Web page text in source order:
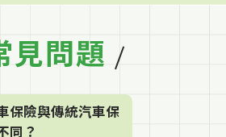
見問題
保險與傳統汽車保
同？